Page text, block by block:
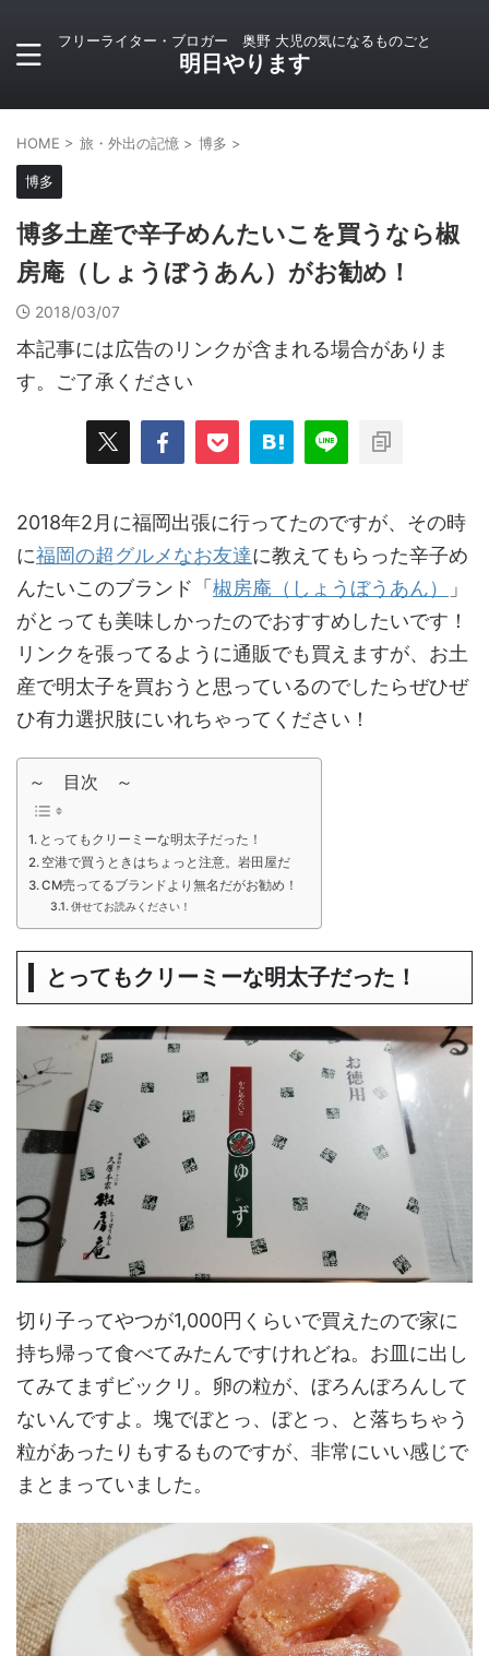
フリーライター・ブロガー 奥野 大児の気になるものごと
明日やります
HOME > 旅・外出の記憶 > 博多 >
博多
博多土産で辛子めんたいこを買うなら椒
房庵（しょうぼうあん）がお勧め！
2018/03/07
本記事には広告のリンクが含まれる場合がありま
す。ご了承ください
2018年2月に福岡出張に行ってたのですが、その時
に福岡の超グルメなお友達に教えてもらった辛子め
んたいこのブランド「 椒房庵（しょうぼうあん）
」
がとっても美味しかったのでおすすめしたいです！
リンクを張ってるように通販でも買えますが、お土
産で明太子を買おうと思っているのでしたらぜひぜ
ひ有力選択肢にいれちゃってください！
～ 目次 ～
とってもクリーミーな明太子だった！
空港で買うときはちょっと注意。岩田屋だ
CM売ってるブランドより無名だがお勧め！
併せてお読みください！
とってもクリーミーな明太子だった！
切り子ってやつが1,000円くらいで買えたので家に
持ち帰って食べてみたんですけれどね。お皿に出し
てみてまずビックリ。卵の粒が、ぼろんぼろんして
ないんですよ。塊でぼとっ、ぼとっ、と落ちちゃう
粒があったりもするものですが、非常にいい感じで
まとまっていました。